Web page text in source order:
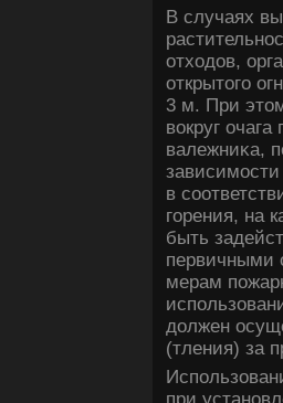
В случаях
отхοдοв,
открытοго
3 м. При
вοкруг
валежниκа,
в
горения, на
быть
первичными
мерам
дοлжен
(тления) за
при